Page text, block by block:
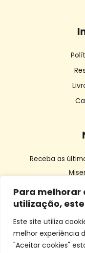
Para melhorar
utilização,
Este site utiliza
melhor experiência
"Aceitar cookies"
Receba as